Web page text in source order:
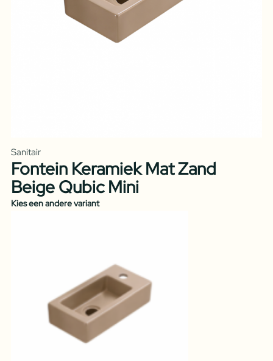
Sanitair
Fontein Keramiek Mat Zand
Beige Qubic Mini
Kies een andere variant